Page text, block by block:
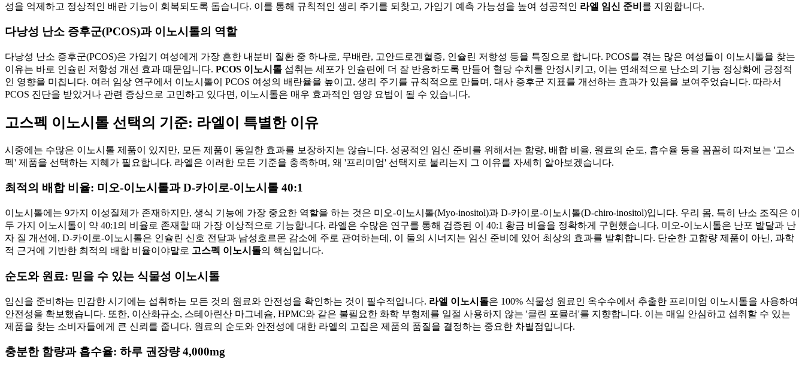
성을 억제하고 정상적인 배란 기능이 회복되도록 돕습니다. 이를 통해 규칙적인 생리 주기를 되찾고, 가임기 예측 가능성을 높여 성공적인 라엘 임신 준비 를 지원합니다.
다낭성 난소 증후군(PCOS)과 이노시톨의 역할
다낭성 난소 증후군(PCOS)은 가임기 여성에게 가장 흔한 내분비 질환 중 하나로, 무배란, 고안드로겐혈증, 인슐린 저항성 등을 특징으로 합니다. PCOS를 겪는 많은 여성들이 이노시톨을 찾는
이유는 바로 인슐린 저항성 개선 효과 때문입니다. PCOS 이노시톨 섭취는 세포가 인슐린에 더 잘 반응하도록 만들어 혈당 수치를 안정시키고, 이는 연쇄적으로 난소의 기능 정상화에 긍정적
인 영향을 미칩니다. 여러 임상 연구에서 이노시톨이 PCOS 여성의 배란율을 높이고, 생리 주기를 규칙적으로 만들며, 대사 증후군 지표를 개선하는 효과가 있음을 보여주었습니다. 따라서
PCOS 진단을 받았거나 관련 증상으로 고민하고 있다면, 이노시톨은 매우 효과적인 영양 요법이 될 수 있습니다.
고스펙 이노시톨 선택의 기준: 라엘이 특별한 이유
시중에는 수많은 이노시톨 제품이 있지만, 모든 제품이 동일한 효과를 보장하지는 않습니다. 성공적인 임신 준비를 위해서는 함량, 배합 비율, 원료의 순도, 흡수율 등을 꼼꼼히 따져보는 '고스
펙' 제품을 선택하는 지혜가 필요합니다. 라엘은 이러한 모든 기준을 충족하며, 왜 '프리미엄' 선택지로 불리는지 그 이유를 자세히 알아보겠습니다.
최적의 배합 비율: 미오-이노시톨과 D-카이로-이노시톨 40:1
이노시톨에는 9가지 이성질체가 존재하지만, 생식 기능에 가장 중요한 역할을 하는 것은 미오-이노시톨(Myo-inositol)과 D-카이로-이노시톨(D-chiro-inositol)입니다. 우리 몸, 특히 난소 조직은 이
두 가지 이노시톨이 약 40:1의 비율로 존재할 때 가장 이상적으로 기능합니다. 라엘은 수많은 연구를 통해 검증된 이 40:1 황금 비율을 정확하게 구현했습니다. 미오-이노시톨은 난포 발달과 난
자 질 개선에, D-카이로-이노시톨은 인슐린 신호 전달과 남성호르몬 감소에 주로 관여하는데, 이 둘의 시너지는 임신 준비에 있어 최상의 효과를 발휘합니다. 단순한 고함량 제품이 아닌, 과학
적 근거에 기반한 최적의 배합 비율이야말로 고스펙 이노시톨의 핵심입니다.
순도와 원료: 믿을 수 있는 식물성 이노시톨
임신을 준비하는 민감한 시기에는 섭취하는 모든 것의 원료와 안전성을 확인하는 것이 필수적입니다. 라엘 이노시톨은 100% 식물성 원료인 옥수수에서 추출한 프리미엄 이노시톨을 사용하여
안전성을 확보했습니다. 또한, 이산화규소, 스테아린산 마그네슘, HPMC와 같은 불필요한 화학 부형제를 일절 사용하지 않는 '클린 포뮬러'를 지향합니다. 이는 매일 안심하고 섭취할 수 있는
제품을 찾는 소비자들에게 큰 신뢰를 줍니다. 원료의 순도와 안전성에 대한 라엘의 고집은 제품의 품질을 결정하는 중요한 차별점입니다.
충분한 함량과 흡수율: 하루 권장량 4,000mg